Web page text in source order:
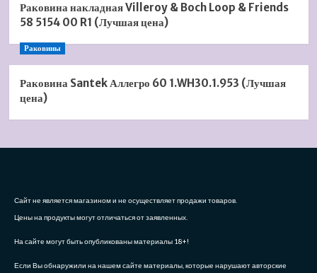
Раковина накладная Villeroy & Boch Loop & Friends
58 5154 00 R1 (Лучшая цена)
Раковины
Раковина Santek Аллегро 60 1.WH30.1.953 (Лучшая
цена)
Сайт не является магазином и не осуществляет продажи товаров.
Цены на продукты могут отличаться от заявленных.
На сайте могут быть опубликованы материалы 18+!
Если Вы обнаружили на нашем сайте материалы, которые нарушают авторские